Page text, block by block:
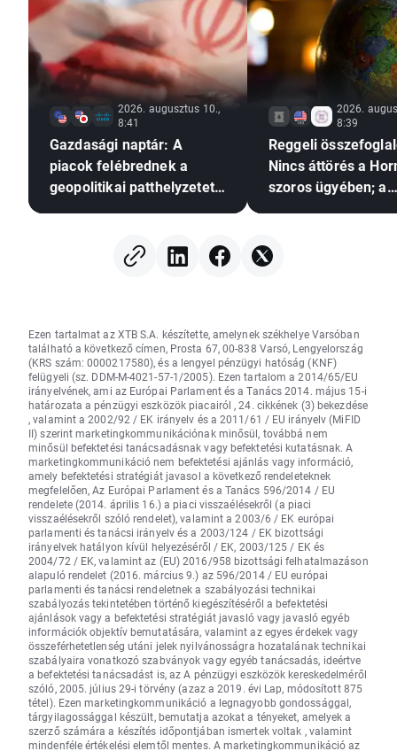
2026. augusztus 10.,
8:41
Gazdasági naptár: A
piacok felébrednek a
geopolitikai patthelyzetet
2026.
8:39
Reggeli
Nincs áttörés a
szoros ügyében; a
eredményeire
Ezen tartalmat az XTB S.A. készítette, amelynek székhelye Varsóban
található a következő címen, Prosta 67, 00-838 Varsó, Lengyelország
(KRS szám: 0000217580), és a lengyel pénzügyi hatóság (KNF)
felügyeli (sz. DDM-M-4021-57-1/2005). Ezen tartalom a 2014/65/EU
irányelvének, ami az Európai Parlament és a Tanács 2014. május 15-i
határozata a pénzügyi eszközök piacairól , 24. cikkének (3) bekezdése
, valamint a 2002/92 / EK irányelv és a 2011/61 / EU irányelv (MiFID
II) szerint marketingkommunikációnak minősül, továbbá nem
minősül befektetési tanácsadásnak vagy befektetési kutatásnak. A
marketingkommunikáció nem befektetési ajánlás vagy információ,
amely befektetési stratégiát javasol a következő rendeleteknek
megfelelően, Az Európai Parlament és a Tanács 596/2014 / EU
rendelete (2014. április 16.) a piaci visszaélésekről (a piaci
visszaélésekről szóló rendelet), valamint a 2003/6 / EK európai
parlamenti és tanácsi irányelv és a 2003/124 / EK bizottsági
irányelvek hatályon kívül helyezéséről / EK, 2003/125 / EK és
2004/72 / EK, valamint az (EU) 2016/958 bizottsági felhatalmazáson
alapuló rendelet (2016. március 9.) az 596/2014 / EU európai
parlamenti és tanácsi rendeletnek a szabályozási technikai
szabályozás tekintetében történő kiegészítéséről a befektetési
ajánlások vagy a befektetési stratégiát javasló vagy javasló egyéb
információk objektív bemutatására, valamint az egyes érdekek vagy
összeférhetetlenség utáni jelek nyilvánosságra hozatalának technikai
szabályaira vonatkozó szabványok vagy egyéb tanácsadás, ideértve
a befektetési tanácsadást is, az A pénzügyi eszközök kereskedelméről
szóló, 2005. július 29-i törvény (azaz a 2019. évi Lap, módosított 875
tétel). Ezen marketingkommunikáció a legnagyobb gondossággal,
tárgyilagossággal készült, bemutatja azokat a tényeket, amelyek a
szerző számára a készítés időpontjában ismertek voltak , valamint
mindenféle értékelési elemtől mentes. A marketingkommunikáció az